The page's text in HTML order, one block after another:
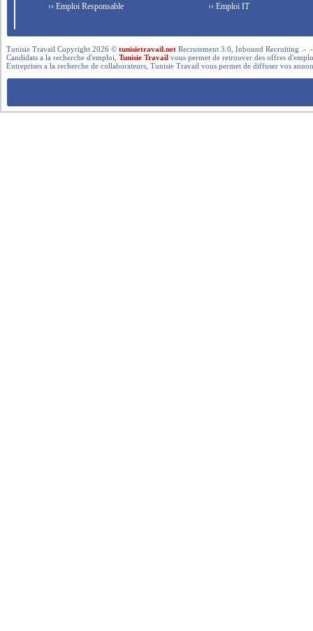
›› Emploi Responsable
›› Emploi IT
Tunisie Travail Copyright 2026 ©tunisietravail.net Recrutement 3.0, Inbound Recruiting .-
Candidats a la recherche d'emploi,Tunisie Travail vous permet de retrouver des offres
Entreprises a la recherche de collaborateurs, Tunisie Travail vous permet de diffuser vos